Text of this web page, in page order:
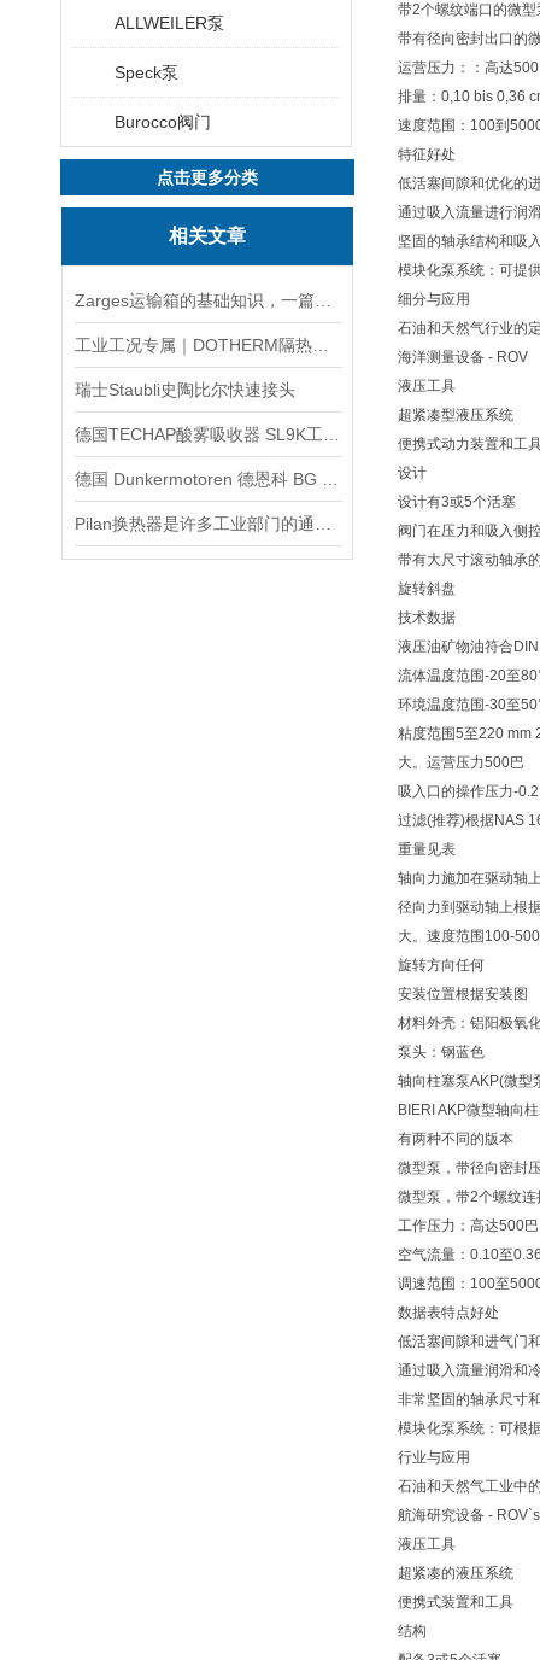
ALLWEILER泵
Speck泵
Burocco阀门
点击更多分类
相关文章
瑞士Staubli史陶比尔快速接头
带2个螺纹端口的微
带有径向密封出口的
运营压力：：高达
排量：0,10 bis 0,36
速度范围：100到
特征好处
低活塞间隙和优化的
通过吸入流量进行润
坚固的轴承结构和吸
模块化泵系统：可提
细分与应用
石油和天然气行业的
海洋测量设备 - ROV
液压工具
超紧凑型液压系统
便携式动力装置和工
设计
设计有3或5个活塞
阀门在压力和吸入侧
带有大尺寸滚动轴承
旋转斜盘
技术数据
液压油矿物油符合
流体温度范围-20至
环境温度范围-30至
粘度范围5至220 mm
大。运营压力500巴
吸入口的操作压力-
过滤(推荐)根据NAS
重量见表
轴向力施加在驱动轴
径向力到驱动轴上根
大。速度范围100-
旋转方向任何
安装位置根据安装图
材料外壳：铝阳极氧
泵头：钢蓝色
轴向柱塞泵AKP(微型
BIERI AKP微型轴向
有两种不同的版本
微型泵，带径向密封
微型泵，带2个螺纹
工作压力：高达500巴
空气流量：0.10至
调速范围：100至
数据表特点好处
低活塞间隙和进气门
通过吸入流量润滑和
非常坚固的轴承尺寸
模块化泵系统：可根
行业与应用
石油和天然气工业中
航海研究设备 - ROV`s
液压工具
超紧凑的液压系统
便携式装置和工具
结构